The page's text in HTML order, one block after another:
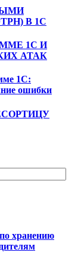
В 1С
1С И
АТАК
1С:
ошибки
хранению